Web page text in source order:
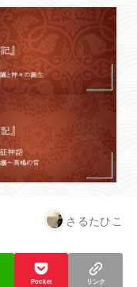
さるたひこ
Pocket リンク